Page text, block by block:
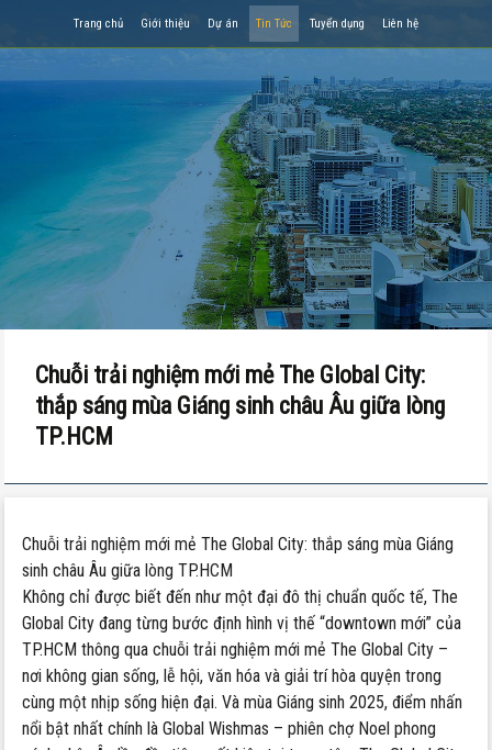
Trang chủ Giới thiệu Dự án Tin Tức Tuyển dụng Liên hệ
Chuỗi trải nghiệm mới mẻ The Global City:
thắp sáng mùa Giáng sinh châu Âu giữa lòng
TP.HCM
Chuỗi trải nghiệm mới mẻ The Global City: thắp sáng mùa Giáng
sinh châu Âu giữa lòng TP.HCM
Không chỉ được biết đến như một đại đô thị chuẩn quốc tế, The
Global City đang từng bước định hình vị thế “downtown mới” của
TP.HCM thông qua chuỗi trải nghiệm mới mẻ The Global City –
nơi không gian sống, lễ hội, văn hóa và giải trí hòa quyện trong
cùng một nhịp sống hiện đại. Và mùa Giáng sinh 2025, điểm nhấn
nổi bật nhất chính là Global Wishmas – phiên chợ Noel phong